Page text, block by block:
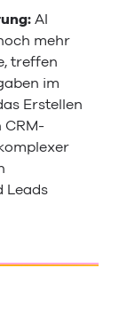
AI
mehr
treffen
im
Erstellen
CRM-
Leads